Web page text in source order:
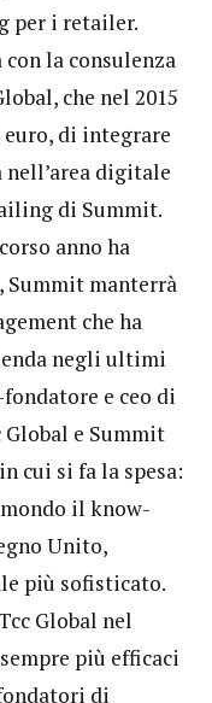
per i retailer.
la consulenza
che nel 2015
di integrare
digitale
di Summit.
anno ha
manterrà
che ha
negli ultimi
e ceo di
e Summit
cui si fa la spesa:
il know-
Unito,
più sofisticato.
Global nel
più efficaci
di